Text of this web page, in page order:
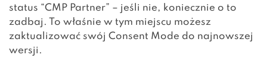
status “CMP Partner” – jeśli nie, koniecznie o to
zadbaj. To właśnie w tym miejscu możesz
zaktualizować swój Consent Mode do najnowszej
wersji.